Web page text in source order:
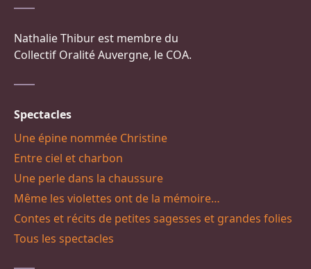
Nathalie Thibur est membre du
Collectif Oralité Auvergne, le COA.
Spectacles
Une épine nommée Christine
Entre ciel et charbon
Une perle dans la chaussure
Même les violettes ont de la mémoire…
Contes et récits de petites sagesses et grandes folies
Tous les spectacles